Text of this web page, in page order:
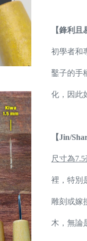
【鋒利
初學者和
鑿子的手
化，因此
【Jin/
尺寸為7.5
裡，特別
雕刻或嫁
木，無論